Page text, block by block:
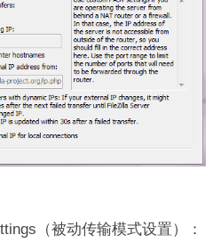
（被动传输模式设置）：